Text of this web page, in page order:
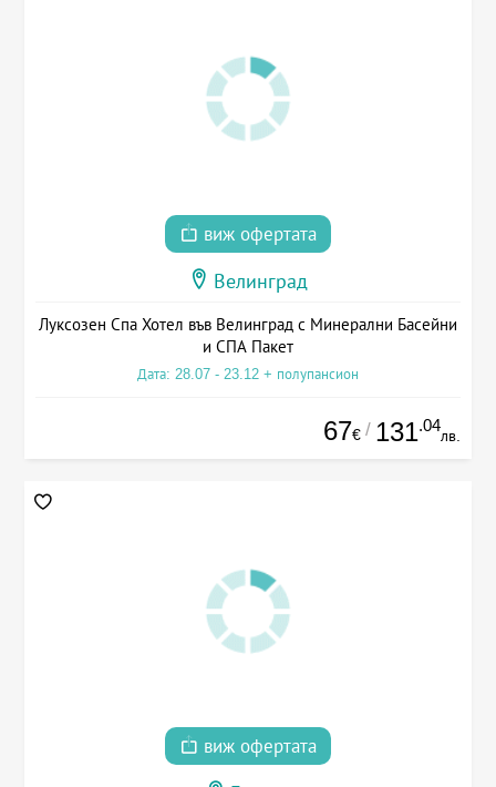
виж офертата
Велинград
Луксозен Спа Хотел във Велинград с Минерални Басейни
и СПА Пакет
Дата: 28.07 - 23.12 + полупансион
67€ / 131.04
лв.
виж офертата